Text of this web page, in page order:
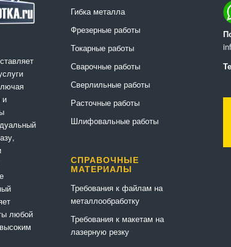
и
любой
Гибка металла
Фрезерные работы
Токарные работы
Сварочные работы
Сверлильные работы
Расточные работы
Шлифовальные работы
СПРАВОЧНЫЕ
МАТЕРИАЛЫ
Требования к файлам на
металлообработку
Требования к макетам на
лазерную резку